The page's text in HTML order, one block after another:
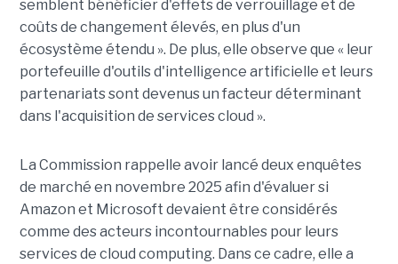
semblent bénéficier d'effets de verrouillage et de
coûts de changement élevés, en plus d'un
écosystème étendu ». De plus, elle observe que « leur
portefeuille d'outils d'intelligence artificielle et leurs
partenariats sont devenus un facteur déterminant
dans l'acquisition de services cloud ».
La Commission rappelle avoir lancé deux enquêtes
de marché en novembre 2025 afin d'évaluer si
Amazon et Microsoft devaient être considérés
comme des acteurs incontournables pour leurs
services de cloud computing. Dans ce cadre, elle a